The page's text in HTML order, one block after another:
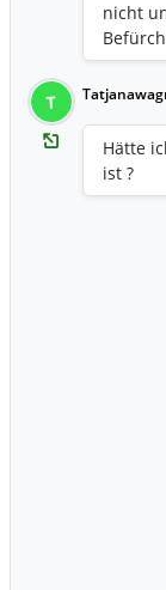
nicht
T
Hätte
ist ?